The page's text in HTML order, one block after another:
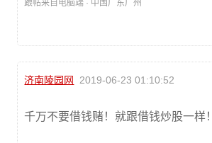
跟帖来自电脑端 · 中国广东广州
济南陵园网 2019-06-23 01:10:52
千万不要借钱赌！就跟借钱炒股一样！